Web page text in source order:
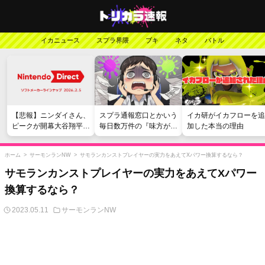
イカニュース スプラ界隈 ブキ ネタ バトル
【悲報】ニンダイさん、
ピークが開幕大谷翔平の
がっかりダイレクトだっ
たと言われてしまう
スプラ通報窓口とかいう
毎日数万件の『味方が弱
い』愚痴を読まされる苦
行
イカ研がイカフローを追
加した本当の理由
ホーム > サーモンランNW > サモランカンストプレイヤーの実力をあえてXパワー換算するなら？
サモランカンストプレイヤーの実力をあえてXパワー
換算するなら？
2023.05.11 サーモンランNW